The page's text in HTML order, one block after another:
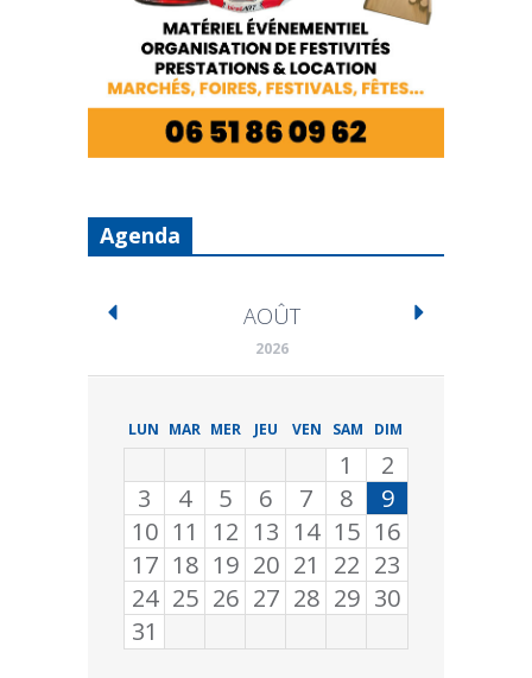
Agenda
AOÛT
2026
LUN MAR MER JEU VEN SAM DIM
1
2
3
4 5 6 7 8
9
10 11 12 13 14 15 16
17 18 19 20 21 22 23
24 25 26 27 28 29 30
31